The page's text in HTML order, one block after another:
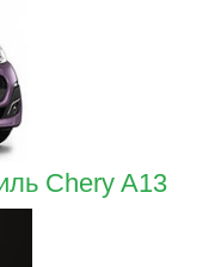
Chery A13